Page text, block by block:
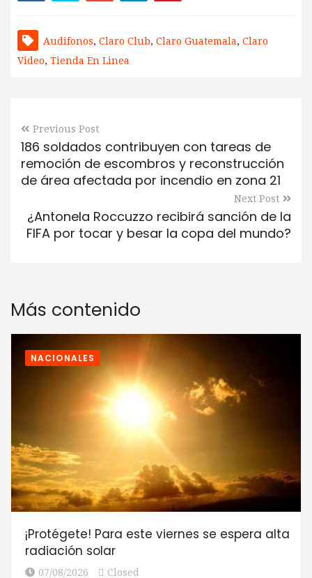
Audifonos, Claro Club, Claro Guatemala, Claro
Video, Tienda En Linea
Previous Post
186 soldados contribuyen con tareas de
remoción de escombros y reconstrucción
de área afectada por incendio en zona 21
Next Post
¿Antonela Roccuzzo recibirá sanción de la
FIFA por tocar y besar la copa del mundo?
Más contenido
NACIONALES
¡Protégete! Para este viernes se espera alta
radiación solar
07/08/2026 Closed